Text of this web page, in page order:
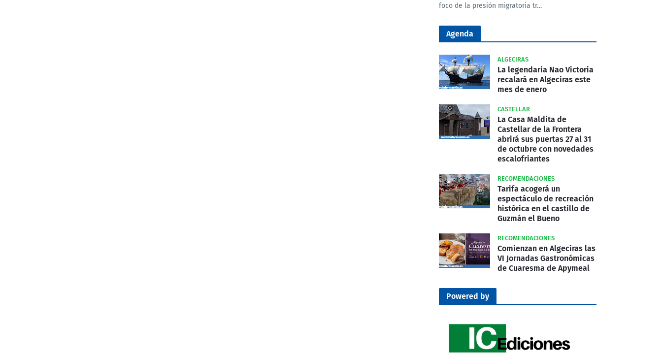
foco de la presión migratoria tr…
Agenda
ALGECIRAS
La legendaria Nao Victoria
recalará en Algeciras este
mes de enero
CASTELLAR
La Casa Maldita de
Castellar de la Frontera
abrirá sus puertas 27 al 31
de octubre con novedades
escalofriantes
RECOMENDACIONES
Tarifa acogerá un
espectáculo de recreación
histórica en el castillo de
Guzmán el Bueno
RECOMENDACIONES
Comienzan en Algeciras las
VI Jornadas Gastronómicas
de Cuaresma de Apymeal
Powered by